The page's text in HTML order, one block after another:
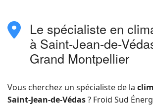
fas
location-
dot
Le spécialiste en
à Saint-Jean-de-
Grand Montpellier
Vous cherchez un spécialiste de la
Saint-Jean-de-Védas? Froid Sud